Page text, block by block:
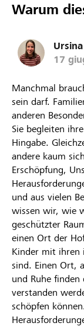
Warum
17
Manchmal
sein darf.
anderen
Sie begleiten
Hingabe.
andere kaum
Erschöpfung,
und aus vielen
wissen wir, wie
geschützter
einen Ort der
Kinder mit ihren
sind. Einen Ort,
und Ruhe
verstanden
schöpfen